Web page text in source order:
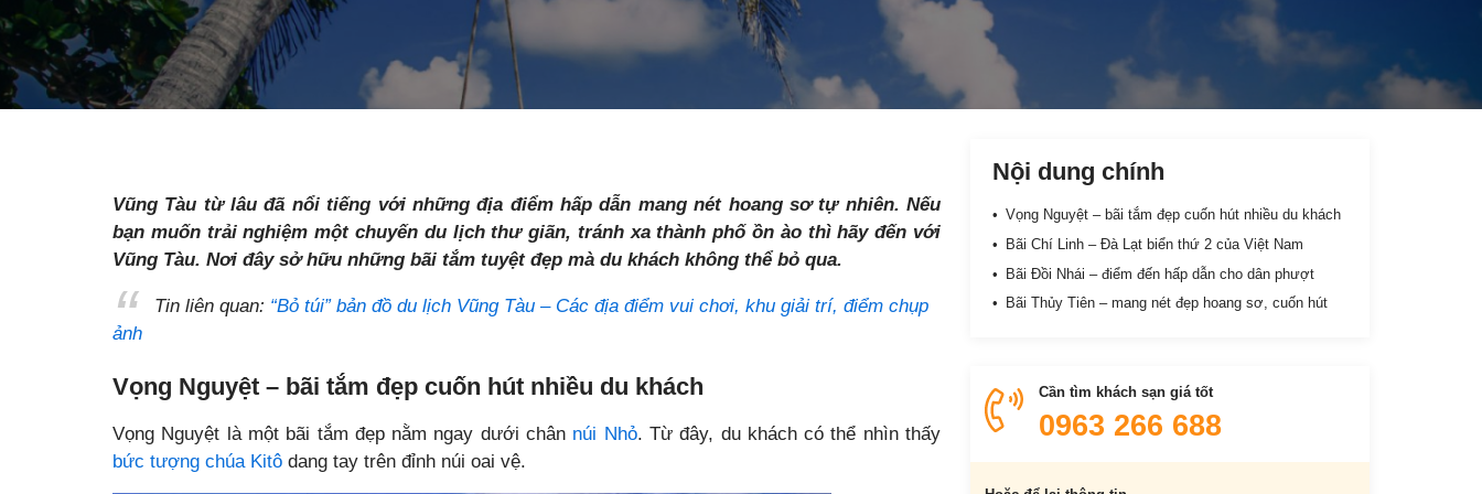
Vũng Tàu từ lâu đã nổi tiếng với những địa điểm hấp dẫn mang nét hoang sơ tự nhiên. Nếu
bạn muốn trải nghiệm một chuyến du lịch thư giãn, tránh xa thành phố ồn ào thì hãy đến với
Vũng Tàu. Nơi đây sở hữu những bãi tắm tuyệt đẹp mà du khách không thể bỏ qua.
Tin liên quan: “Bỏ túi” bản đồ du lịch Vũng Tàu – Các địa điểm vui chơi, khu giải trí, điểm chụp
ảnh
Vọng Nguyệt – bãi tắm đẹp cuốn hút nhiều du khách
Vọng Nguyệt là một bãi tắm đẹp nằm ngay dưới chân núi Nhỏ. Từ đây, du khách có thể nhìn thấy
bức tượng chúa Kitô dang tay trên đỉnh núi oai vệ.
Nội dung chính
Vọng Nguyệt – bãi tắm đẹp cuốn hút nhiều du khách
Bãi Chí Linh – Đà Lạt biển thứ 2 của Việt Nam
Bãi Đồi Nhái – điểm đến hấp dẫn cho dân phượt
Bãi Thủy Tiên – mang nét đẹp hoang sơ, cuốn hút
Cần tìm khách sạn giá tốt
0963 266 688